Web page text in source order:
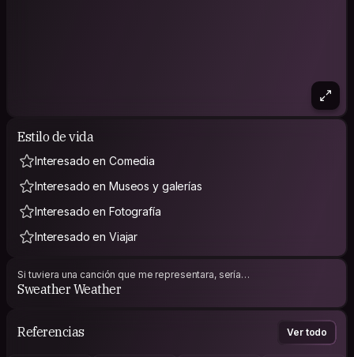
Estilo de vida
Interesado en Comedia
Interesado en Museos y galerías
Interesado en Fotografía
Interesado en Viajar
Si tuviera una canción que me representara, sería…
Sweather Weather
Referencias Ver todo